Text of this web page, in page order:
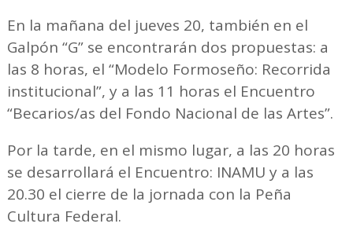
En la mañana del jueves 20, también en el
Galpón “G” se encontrarán dos propuestas: a
las 8 horas, el “Modelo Formoseño: Recorrida
institucional”, y a las 11 horas el Encuentro
“Becarios/as del Fondo Nacional de las Artes”.
Por la tarde, en el mismo lugar, a las 20 horas
se desarrollará el Encuentro: INAMU y a las
20.30 el cierre de la jornada con la Peña
Cultura Federal.